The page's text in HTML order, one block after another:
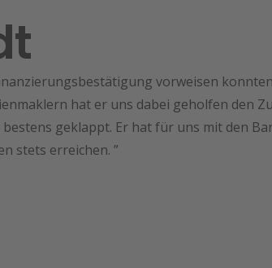
vorweisen
hat er uns dabei geholfen den
geklappt. Er hat für uns mit den
stets erreichen. ”